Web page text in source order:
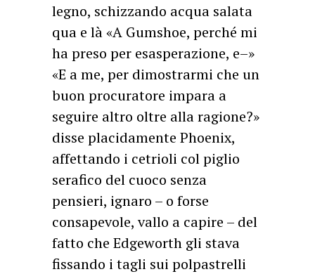
legno, schizzando acqua salata
qua e là «A Gumshoe, perché mi
ha preso per esasperazione, e–»
«E a me, per dimostrarmi che un
buon procuratore impara a
seguire altro oltre alla ragione?»
disse placidamente Phoenix,
affettando i cetrioli col piglio
serafico del cuoco senza
pensieri, ignaro – o forse
consapevole, vallo a capire – del
fatto che Edgeworth gli stava
fissando i tagli sui polpastrelli